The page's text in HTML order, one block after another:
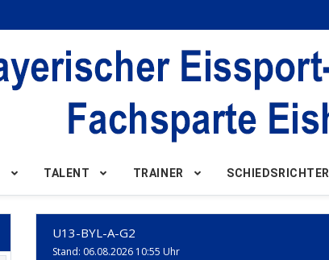
TALENT TRAINER SCHIEDSRICHTER
U13-BYL-A-G2
Stand: 06.08.2026 10:55 Uhr